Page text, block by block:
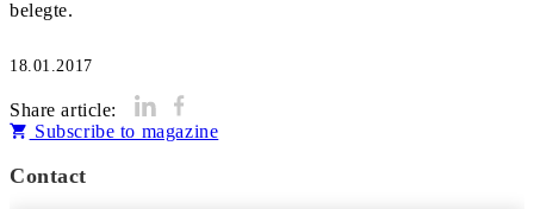
18.01.2017
Share article:
Subscribe to magazine
Contact